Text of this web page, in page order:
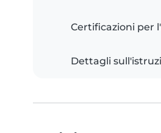
Certificazioni per
Dettagli